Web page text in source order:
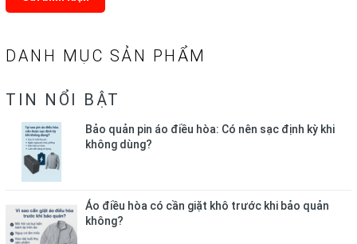
DANH MỤC SẢN PHẨM
TIN NỔI BẬT
Bảo quản pin áo điều hòa: Có nên sạc định kỳ khi
không dùng?
Áo điều hòa có cần giặt khô trước khi bảo quản
không?